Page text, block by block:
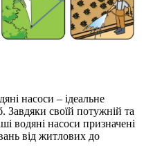
насоси – ідеальне
Завдяки своїй потужній та
водяні насоси призначені
від житлових до